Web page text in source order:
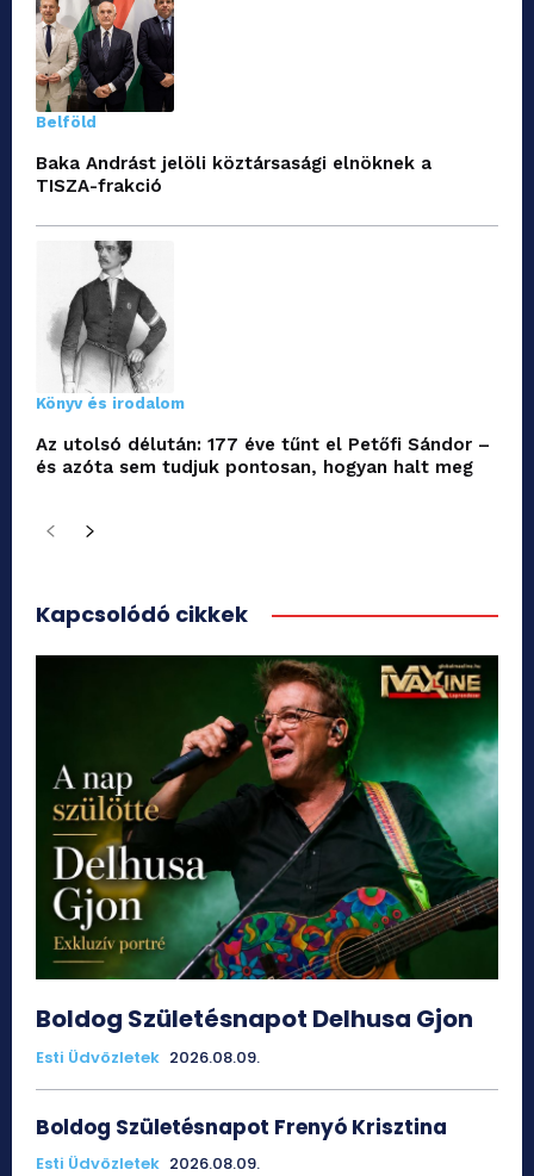
Belföld
Baka Andrást jelöli köztársasági elnöknek a
TISZA-frakció
Könyv és irodalom
Az utolsó délután: 177 éve tűnt el Petőfi Sándor –
és azóta sem tudjuk pontosan, hogyan halt meg
Kapcsolódó cikkek
Boldog Születésnapot Delhusa Gjon
Esti Üdvözletek 2026.08.09.
Boldog Születésnapot Frenyó Krisztina
Esti Üdvözletek 2026.08.09.